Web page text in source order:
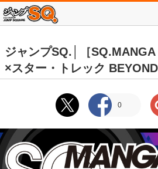
ジャンプSQ.│［
×スター・トレック BEYOND
0